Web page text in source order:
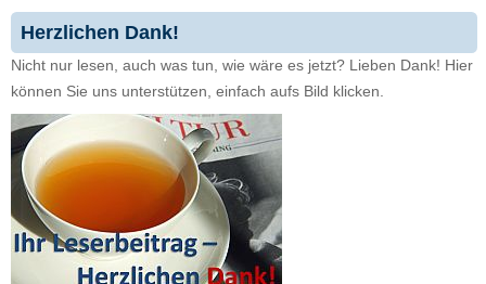
Herzlichen Dank!
Nicht nur lesen, auch was tun, wie wäre es jetzt? Lieben Dank! Hier
können Sie uns unterstützen, einfach aufs Bild klicken.